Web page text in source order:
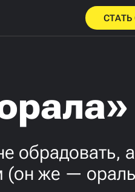
обрадовать, а
(он же —